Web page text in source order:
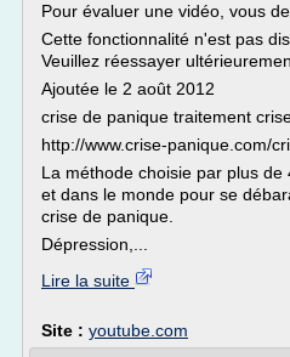
Pour évaluer une vidéo, vous
Cette fonctionnalité n'est pas
Veuillez réessayer
Ajoutée le 2 août 2012
crise de panique traitement
http://www.crise-panique.com/
La méthode choisie par plus
et dans le monde pour se
crise de panique.
Dépression,...
Lire la suite
Site : youtube.com